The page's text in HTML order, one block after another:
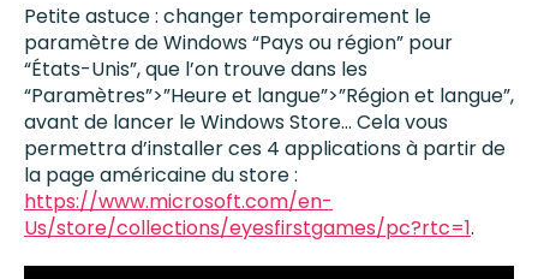
Petite astuce : changer temporairement le
paramètre de Windows “Pays ou région” pour
“États-Unis”, que l’on trouve dans les
“Paramètres”>”Heure et langue”>”Région et langue”,
avant de lancer le Windows Store… Cela vous
permettra d’installer ces 4 applications à partir de
la page américaine du store :
https://www.microsoft.com/en-
Us/store/collections/eyesfirstgames/pc?rtc=1.